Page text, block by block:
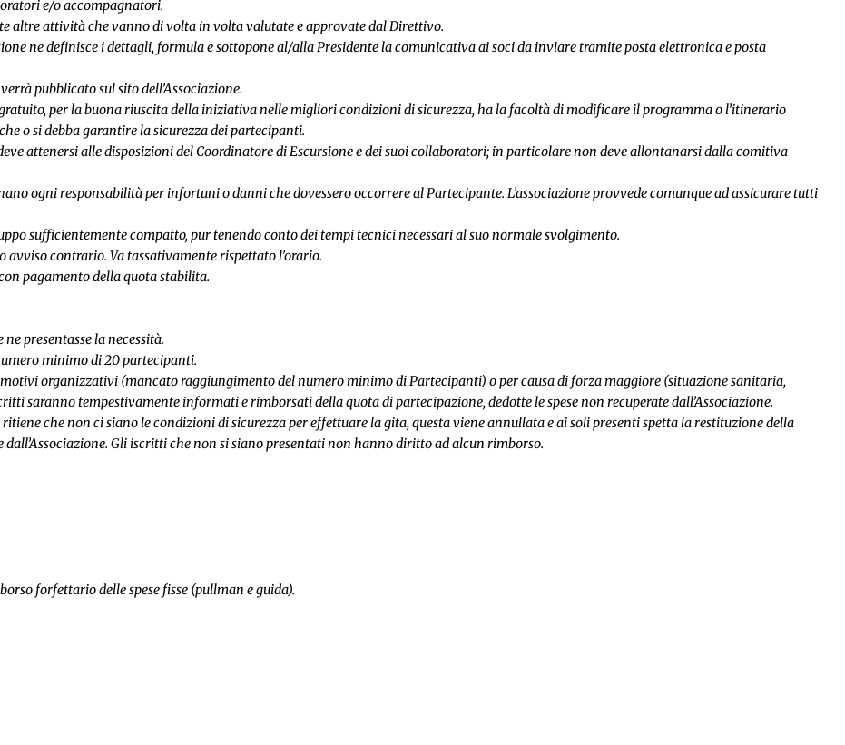
e/o accompagnatori.
altre attività che vanno di volta in volta valutate e approvate dal Direttivo.
ne definisce i dettagli, formula e sottopone al/alla Presidente la comunicativa ai soci da inviare tramite posta elettronica e posta
pubblicato sul sito dell’Associazione.
per la buona riuscita della iniziativa nelle migliori condizioni di sicurezza, ha la facoltà di modificare il programma o l’itinerario
o si debba garantire la sicurezza dei partecipanti.
attenersi alle disposizioni del Coordinatore di Escursione e dei suoi collaboratori; in particolare non deve allontanarsi dalla comitiva
ogni responsabilità per infortuni o danni che dovessero occorrere al Partecipante. L’associazione provvede comunque ad assicurare tutti
sufficientemente compatto, pur tenendo conto dei tempi tecnici necessari al suo normale svolgimento.
contrario. Va tassativamente rispettato l’orario.
pagamento della quota stabilita.
presentasse la necessità.
minimo di 20 partecipanti.
organizzativi (mancato raggiungimento del numero minimo di Partecipanti) o per causa di forza maggiore (situazione sanitaria,
saranno tempestivamente informati e rimborsati della quota di partecipazione, dedotte le spese non recuperate dall’Associazione.
che non ci siano le condizioni di sicurezza per effettuare la gita, questa viene annullata e ai soli presenti spetta la restituzione della
Gli iscritti che non si siano presentati non hanno diritto ad alcun rimborso.
forfettario delle spese fisse (pullman e guida).